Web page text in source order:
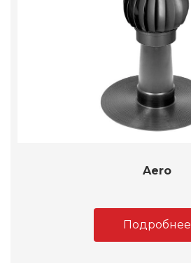
Aero
Подробнее